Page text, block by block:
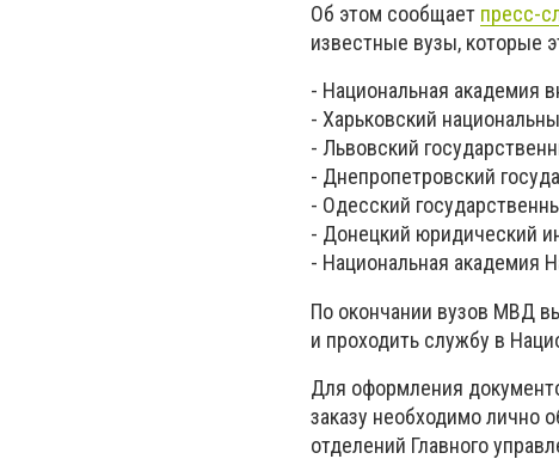
Об этом сообщает пресс-
известные вузы, которые
- Национальная академия
- Харьковский
- Львовский
- Днепропетровский
- Одесский
- Донецкий юридический
- Национальная академия
По окончании вузов МВД
и проходить службу в
Для оформления
заказу необходимо лично
отделений Главного